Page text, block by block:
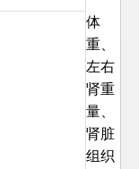
体
重、
左右
肾重
量、
肾脏
组织